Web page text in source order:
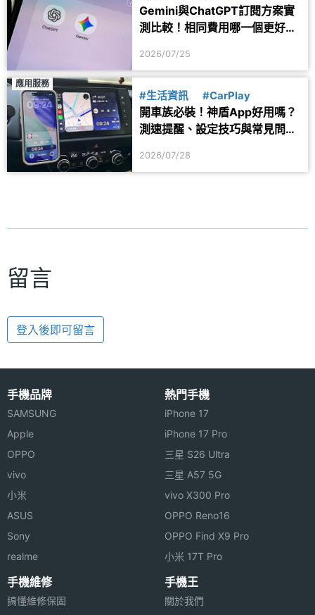
Gemini與ChatGPT訂閱方案實
測比較！相同費用哪一個更好
2026/07/25
應用服務
#生活資訊 #CarPlay
開車族必裝！神盾App好用嗎？
測速提醒、設定技巧與常見問題
2026/07/28
留言
登入後即可留言
手機品牌
SAMSUNG
Apple
OPPO
vivo
小米
ASUS
Sony
realme
熱門手機
iPhone 17
iPhone 17 Pro
三星 S26 Ultra
三星 A57 5G
vivo X300 Pro
OPPO Reno16
OPPO Find X9 Pro
小米 17T Pro
手機維修
搞懂維修保固
手機王
關於我們